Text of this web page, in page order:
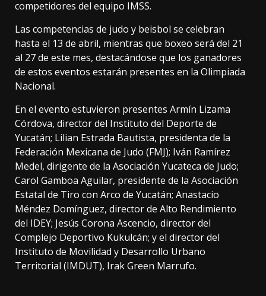
competidores del equipo IMSS.
Las competencias de judo y beisbol se celebran
hasta el 13 de abril, mientras que boxeo será del 21
al 27 de este mes, destacándose que los ganadores
de estos eventos estarán presentes en la Olimpiada
Nacional.
En el evento estuvieron presentes Armín Lizama
Córdova, director del Instituto del Deporte de
Yucatán; Lilian Estrada Bautista, presidenta de la
Federación Mexicana de Judo (FMJ); Iván Ramírez
Medel, dirigente de la Asociación Yucateca de Judo;
Carol Gamboa Aguilar, presidente de la Asociación
Estatal de Tiro con Arco de Yucatán; Anastacio
Méndez Domínguez, director de Alto Rendimiento
del IDEY; Jesús Corona Ascencio, director del
Complejo Deportivo Kukulcán; y el director del
Instituto de Movilidad y Desarrollo Urbano
Territorial (IMDUT), Irak Green Marrufo.